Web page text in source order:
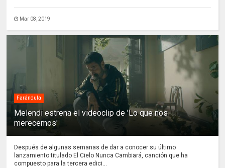
Mar 08, 2019
Farándula
Melendi estrena el videoclip de 'Lo que nos
merecemos'
Después de algunas semanas de dar a conocer su último
lanzamiento titulado El Cielo Nunca Cambiará, canción que ha
compuesto para la tercera edici...